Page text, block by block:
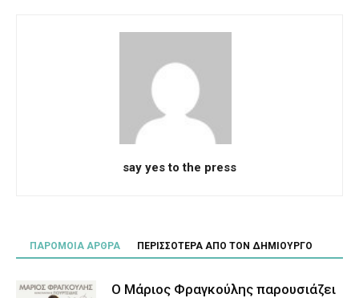
say yes to the press
ΠΑΡΟΜΟΙΑ ΑΡΘΡΑ ΠΕΡΙΣΣΟΤΕΡΑ ΑΠΟ ΤΟΝ ΔΗΜΙΟΥΡΓΟ
Ο Μάριος Φραγκούλης παρουσιάζει